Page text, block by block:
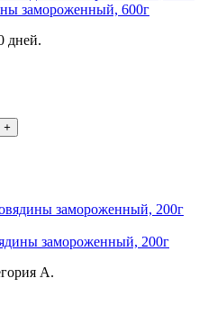
замороженный, 600г
дней.
+
замороженный, 200г
А.